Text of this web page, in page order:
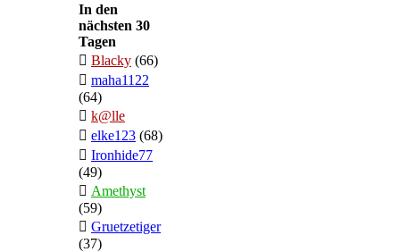
In den
nächsten 30
Tagen
Blacky (66)
maha1122
(64)
k@lle
elke123 (68)
Ironhide77
(49)
Amethyst
(59)
Gruetzetiger
(37)